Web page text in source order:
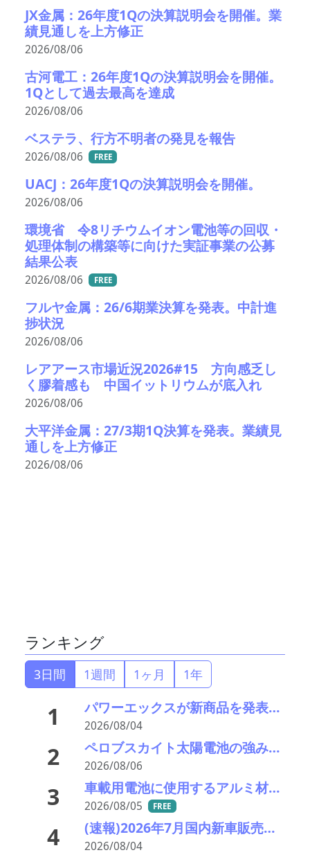
JX金属：26年度1Qの決算説明会を開催。業
績見通しを上方修正
2026/08/06
古河電工：26年度1Qの決算説明会を開催。
1Qとして過去最高を達成
2026/08/06
ベステラ、行方不明者の発見を報告
2026/08/06 FREE
UACJ：26年度1Qの決算説明会を開催。
2026/08/06
環境省 令8リチウムイオン電池等の回収・
処理体制の構築等に向けた実証事業の公募
結果公表
2026/08/06 FREE
フルヤ金属：26/6期業決算を発表。中計進
捗状況
2026/08/06
レアアース市場近況2026#15 方向感乏し
く膠着感も 中国イットリウムが底入れ
2026/08/06
大平洋金属：27/3期1Q決算を発表。業績見
通しを上方修正
2026/08/06
ランキング
3日間 1週間 1ヶ月 1年
1 パワーエックスが新商品を発表―大型蓄電とワンパッケージを訴求
2026/08/04
2 ペロブスカイト太陽電池の強みはリサイクル性にあり―東大の瀬川氏がエコプレミアムクラブで講演
2026/08/06
3 車載用電池に使用するアルミ材の水平リサイクルを実現―PPES・日本軽金属・冨士発條・PEX
2026/08/05 FREE
4 (速報)2026年7月国内新車販売 41万7千台 前年同月比7%増加 4か月連続プラス
2026/08/04